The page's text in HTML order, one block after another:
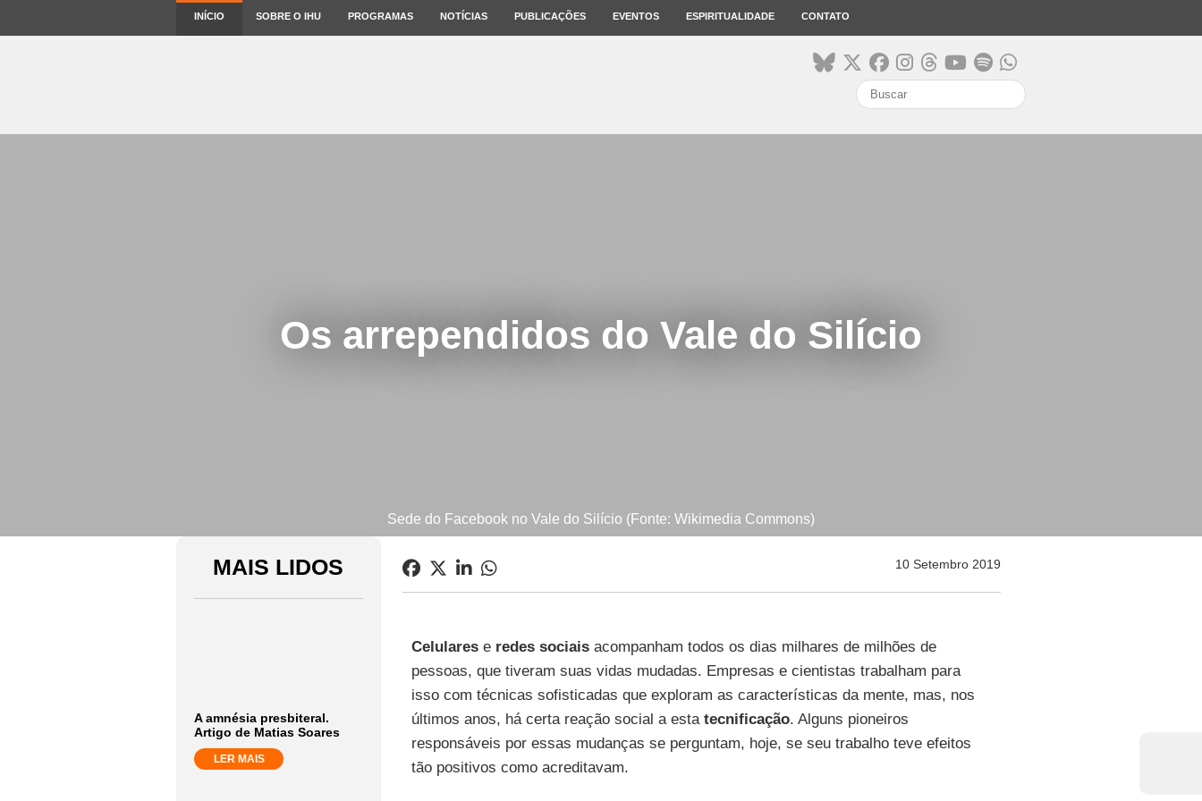
INÍCIO SOBRE O IHU PROGRAMAS NOTÍCIAS PUBLICAÇÕES EVENTOS ESPIRITUALIDADE CONTATO
search
Os arrependidos do Vale do Silício
Sede do Facebook no Vale do Silício (Fonte: Wikimedia Commons)
MAIS LIDOS
A amnésia presbiteral.
Artigo de Matias Soares
LER MAIS
10 Setembro 2019
Celularese redes sociaisacompanham todos os dias milhares de milhões de
pessoas, que tiveram suas vidas mudadas. Empresas e cientistas trabalham para
isso com técnicas sofisticadas que exploram as características da mente, mas, nos
últimos anos, há certa reação social a esta tecnificação. Alguns pioneiros
responsáveis por essas mudanças se perguntam, hoje, se seu trabalho teve efeitos
tão positivos como acreditavam.